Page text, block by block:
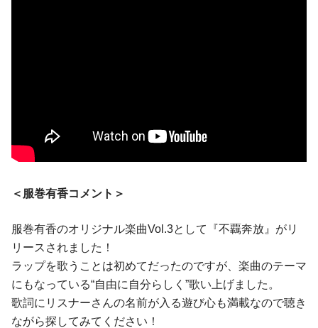
＜服巻有香コメント＞
服巻有香のオリジナル楽曲Vol.3として『不覊奔放』がリ
リースされました！
ラップを歌うことは初めてだったのですが、楽曲のテーマ
にもなっている“自由に自分らしく”歌い上げました。
歌詞にリスナーさんの名前が入る遊び心も満載なので聴き
ながら探してみてください！